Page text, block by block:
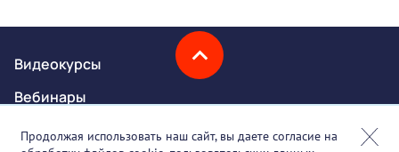
Видеокурсы
Вебинары
Онлайн-события
Продолжая использовать наш сайт, вы даете согласие на